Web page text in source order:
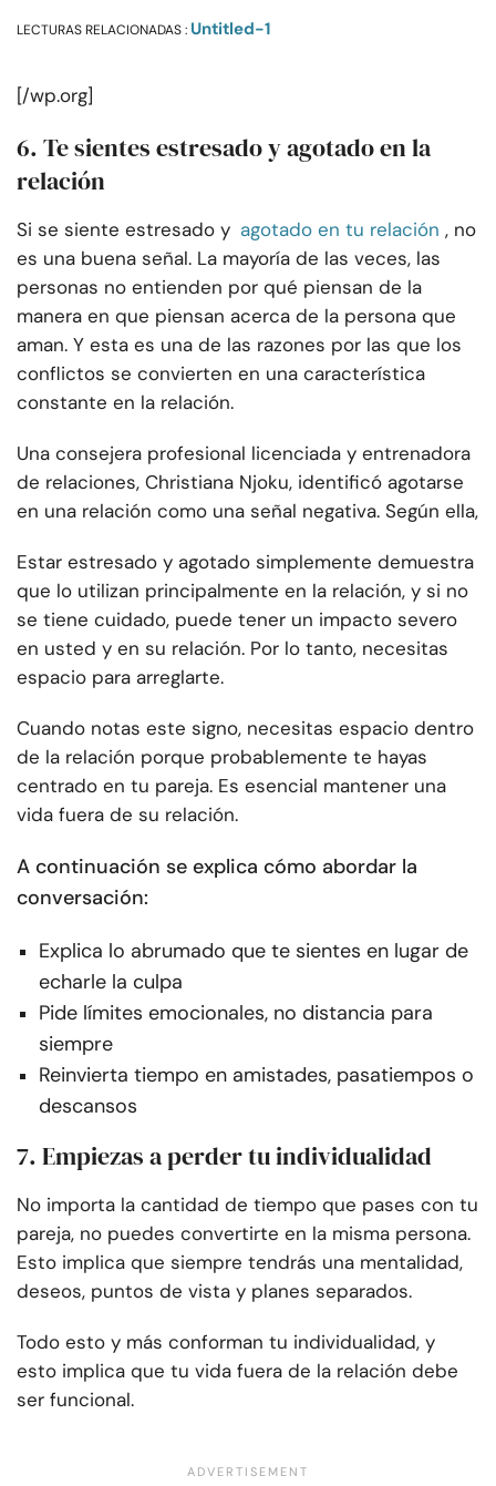
LECTURAS RELACIONADAS : Untitled-1
[/wp.org]
6. Te sientes estresado y agotado en la
relación
Si se siente estresado y agotado en tu relación , no
es una buena señal. La mayoría de las veces, las
personas no entienden por qué piensan de la
manera en que piensan acerca de la persona que
aman. Y esta es una de las razones por las que los
conflictos se convierten en una característica
constante en la relación.
Una consejera profesional licenciada y entrenadora
de relaciones, Christiana Njoku, identificó agotarse
en una relación como una señal negativa. Según ella,
Estar estresado y agotado simplemente demuestra
que lo utilizan principalmente en la relación, y si no
se tiene cuidado, puede tener un impacto severo
en usted y en su relación. Por lo tanto, necesitas
espacio para arreglarte.
Cuando notas este signo, necesitas espacio dentro
de la relación porque probablemente te hayas
centrado en tu pareja. Es esencial mantener una
vida fuera de su relación.
A continuación se explica cómo abordar la
conversación:
Explica lo abrumado que te sientes en lugar de
echarle la culpa
Pide límites emocionales, no distancia para
siempre
Reinvierta tiempo en amistades, pasatiempos o
descansos
7. Empiezas a perder tu individualidad
No importa la cantidad de tiempo que pases con tu
pareja, no puedes convertirte en la misma persona.
Esto implica que siempre tendrás una mentalidad,
deseos, puntos de vista y planes separados.
Todo esto y más conforman tu individualidad, y
esto implica que tu vida fuera de la relación debe
ser funcional.